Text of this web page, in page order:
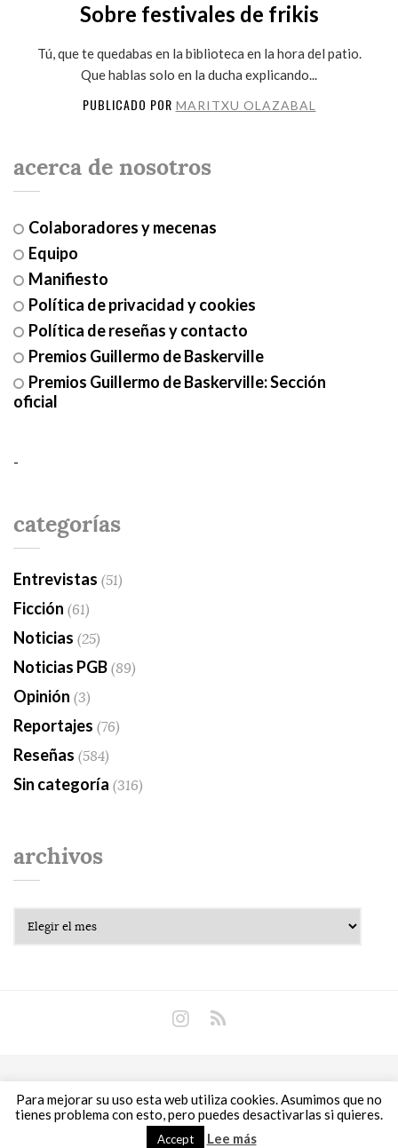
Sobre festivales de frikis
Tú, que te quedabas en la biblioteca en la hora del patio.
Que hablas solo en la ducha explicando...
PUBLICADO POR MARITXU OLAZABAL
acerca de nosotros
Colaboradores y mecenas
Equipo
Manifiesto
Política de privacidad y cookies
Política de reseñas y contacto
Premios Guillermo de Baskerville
Premios Guillermo de Baskerville: Sección
oficial
-
categorías
Entrevistas (51)
Ficción (61)
Noticias (25)
Noticias PGB(89)
Opinión (3)
Reportajes (76)
Reseñas (584)
Sin categoría (316)
archivos
Copyright © 2018 Libros Prohibidos •
Política de
privacidad
Para mejorar su uso esta web utiliza cookies. Asumimos que no
tienes problema con esto, pero puedes desactivarlas si quieres.
Accept Lee más